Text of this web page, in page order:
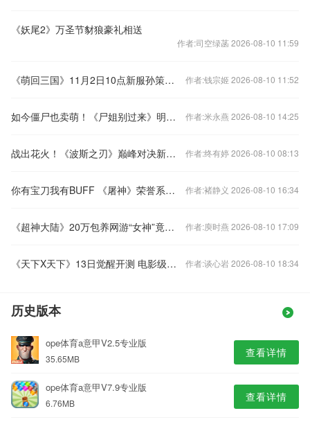
《妖尾2》万圣节豺狼豪礼相送
作者:司空绿菡 2026-08-10 11:59
《萌回三国》11月2日10点新服孙策立业开启 作者:钱宗姬 2026-08-10 11:52
如今僵尸也卖萌！《尸姐别过来》明日约否？！ 作者:米永燕 2026-08-10 14:25
战出花火！《波斯之刃》巅峰对决新花样 作者:终有婷 2026-08-10 08:13
你有宝刀我有BUFF 《屠神》荣誉系统详解 作者:褚静义 2026-08-10 16:34
《超神大陆》20万包养网游“女神”竟是236斤离异少妇 作者:庾时燕 2026-08-10 17:09
《天下X天下》13日觉醒开测 电影级开场动画曝光 作者:谈心岩 2026-08-10 18:34
历史版本
ope体育a意甲V2.5专业版
35.65MB 查看详情
ope体育a意甲V7.9专业版
6.76MB 查看详情